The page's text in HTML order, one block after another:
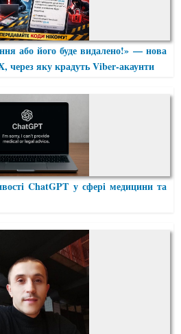
або його буде видалено!» — нова
через яку крадуть Viber-акаунти
ChatGPT у сфері медицини та